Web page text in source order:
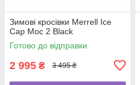
Зимові кросівки Merrell Ice
Cap Moc 2 Black
Готово до відправки
2 995 ₴ 3 495 ₴